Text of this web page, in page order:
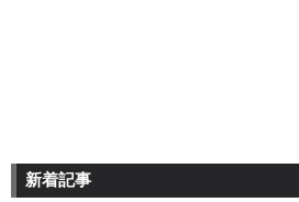
新着記事